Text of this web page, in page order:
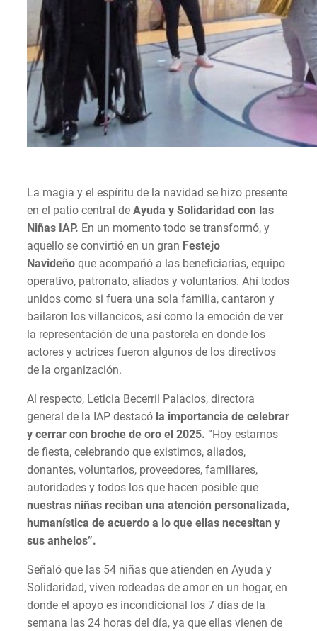
La magia y el espíritu de la navidad se hizo presente
en el patio central de Ayuda y Solidaridad con las
Niñas IAP. En un momento todo se transformó, y
aquello se convirtió en un gran Festejo
Navideño que acompañó a las beneficiarias, equipo
operativo, patronato, aliados y voluntarios. Ahí todos
unidos como si fuera una sola familia, cantaron y
bailaron los villancicos, así como la emoción de ver
la representación de una pastorela en donde los
actores y actrices fueron algunos de los directivos
de la organización.
Al respecto, Leticia Becerril Palacios, directora
general de la IAP destacó la importancia de celebrar
y cerrar con broche de oro el 2025. “Hoy estamos
de fiesta, celebrando que existimos, aliados,
donantes, voluntarios, proveedores, familiares,
autoridades y todos los que hacen posible que
nuestras niñas reciban una atención personalizada,
humanística de acuerdo a lo que ellas necesitan y
sus anhelos”.
Señaló que las 54 niñas que atienden en Ayuda y
Solidaridad, viven rodeadas de amor en un hogar, en
donde el apoyo es incondicional los 7 días de la
semana las 24 horas del día, ya que ellas vienen de